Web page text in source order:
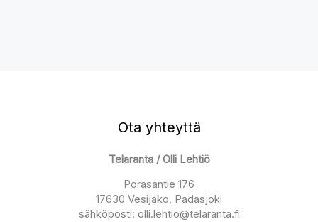
Ota yhteyttä
Telaranta / Olli Lehtiö
Porasantie 176
17630 Vesijako, Padasjoki
sähköposti: olli.lehtio@telaranta.fi